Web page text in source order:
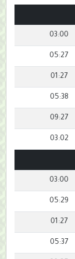
03:00
05:27
01:27
05:38
09:27
03:02
03:00
05:29
01:27
05:37